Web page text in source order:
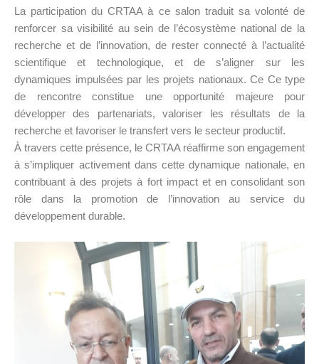
La participation du CRTAA à ce salon traduit sa volonté de
renforcer sa visibilité au sein de l’écosystème national de la
recherche et de l’innovation, de rester connecté à l’actualité
scientifique et technologique, et de s’aligner sur les
dynamiques impulsées par les projets nationaux. Ce Ce type
de rencontre constitue une opportunité majeure pour
développer des partenariats, valoriser les résultats de la
recherche et favoriser le transfert vers le secteur productif.
À travers cette présence, le CRTAA réaffirme son engagement
à s’impliquer activement dans cette dynamique nationale, en
contribuant à des projets à fort impact et en consolidant son
rôle dans la promotion de l’innovation au service du
développement durable.